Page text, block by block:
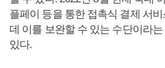
플페이 등을 통한 접촉식 결제 서
데 이를 보완할 수 있는 수단이라
있다.